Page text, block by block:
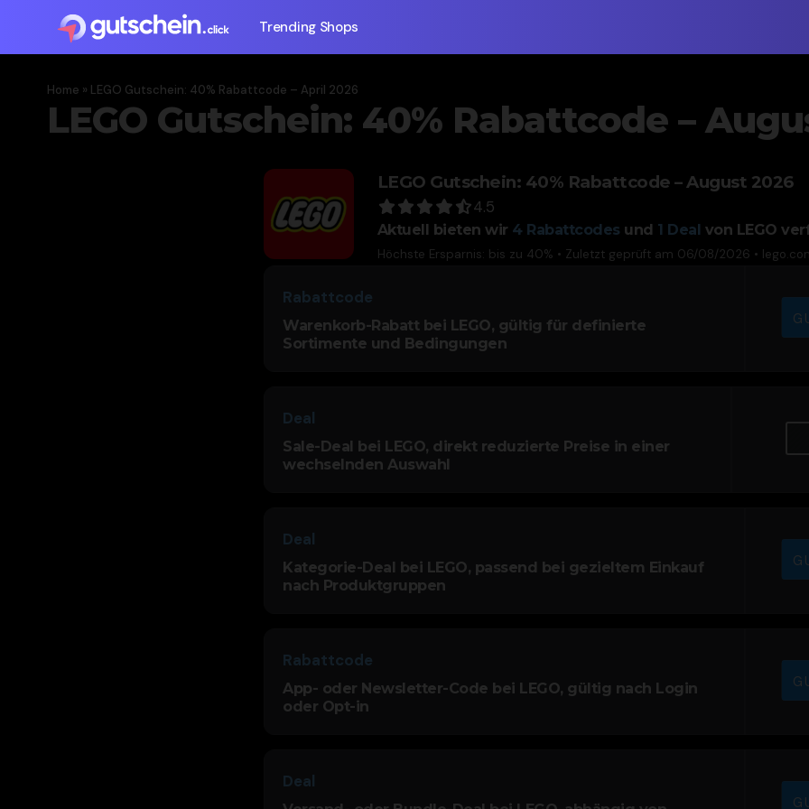
Trending Shops
LEGO Gutschein: 40% Rabattcode –
Home » LEGO Gutschein: 40% Rabattcode – April 2026
LEGO Gutschein: 40% Rabattcode – August 2026
4.5
Aktuell bieten wir 4 Rabattcodes und 1 Deal von LEGO
Höchste Ersparnis: bis zu 40% • Zuletzt geprüft am 06/08/2026 •
Rabattcode
Warenkorb-Rabatt bei LEGO, gültig für definierte
Sortimente und Bedingungen
Deal
Sale-Deal bei LEGO, direkt reduzierte Preise in einer
wechselnden Auswahl
Deal
Kategorie-Deal bei LEGO, passend bei gezieltem Einkauf
nach Produktgruppen
Rabattcode
App- oder Newsletter-Code bei LEGO, gültig nach Login
oder Opt-in
Deal